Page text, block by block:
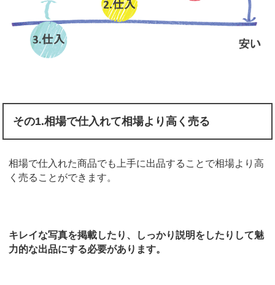
その1.相場で仕入れて相場より高く売る
相場で仕入れた商品でも上手に出品することで相場より高
く売ることができます。
キレイな写真を掲載したり、しっかり説明をしたりして魅
力的な出品にする必要があります。